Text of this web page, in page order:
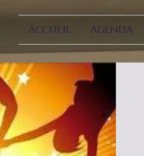
Accueil Agenda